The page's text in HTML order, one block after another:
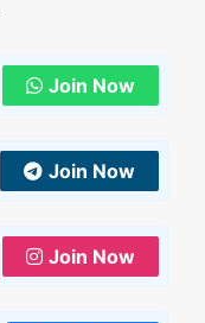
Join Now
Join Now
Join Now